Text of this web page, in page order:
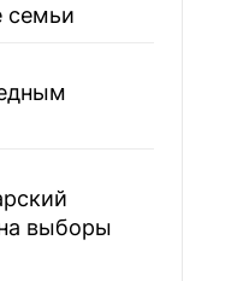
семьи
выборы